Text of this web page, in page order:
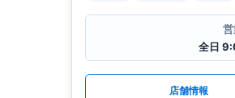
全日
店舗情報